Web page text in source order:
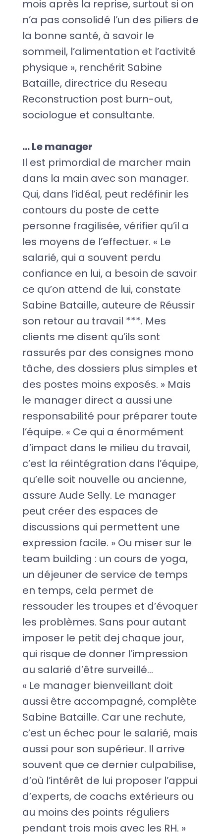
mois après la reprise, surtout si on
n’a pas consolidé l’un des piliers de
la bonne santé, à savoir le
sommeil, l’alimentation et l’activité
physique », renchérit Sabine
Bataille, directrice du Reseau
Reconstruction post burn-out,
sociologue et consultante.
… Le manager
Il est primordial de marcher main
dans la main avec son manager.
Qui, dans l’idéal, peut redéfinir les
contours du poste de cette
personne fragilisée, vérifier qu’il a
les moyens de l’effectuer. « Le
salarié, qui a souvent perdu
confiance en lui, a besoin de savoir
ce qu’on attend de lui, constate
Sabine Bataille, auteure de Réussir
son retour au travail ***. Mes
clients me disent qu’ils sont
rassurés par des consignes mono
tâche, des dossiers plus simples et
des postes moins exposés. » Mais
le manager direct a aussi une
responsabilité pour préparer toute
l’équipe. « Ce qui a énormément
d’impact dans le milieu du travail,
c’est la réintégration dans l’équipe,
qu’elle soit nouvelle ou ancienne,
assure Aude Selly. Le manager
peut créer des espaces de
discussions qui permettent une
expression facile. » Ou miser sur le
team building : un cours de yoga,
un déjeuner de service de temps
en temps, cela permet de
ressouder les troupes et d’évoquer
les problèmes. Sans pour autant
imposer le petit dej chaque jour,
qui risque de donner l’impression
au salarié d’être surveillé…
« Le manager bienveillant doit
aussi être accompagné, complète
Sabine Bataille. Car une rechute,
c’est un échec pour le salarié, mais
aussi pour son supérieur. Il arrive
souvent que ce dernier culpabilise,
d’où l’intérêt de lui proposer l’appui
d’experts, de coachs extérieurs ou
au moins des points réguliers
pendant trois mois avec les RH. »